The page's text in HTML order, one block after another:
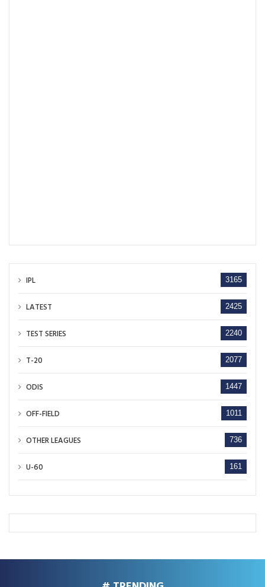
IPL 3165
LATEST 2425
TEST SERIES 2240
T-20 2077
ODIS 1447
OFF-FIELD 1011
OTHER LEAGUES 736
U-60 161